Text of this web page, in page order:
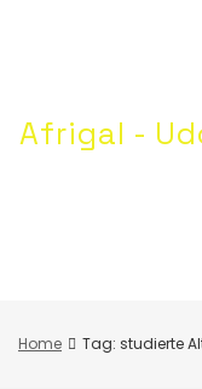
Afrigal -
Home Tag: studierte